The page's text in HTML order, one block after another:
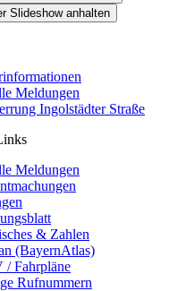
Slideshow anhalten
Meldungen
Ingolstädter Straße
Meldungen
& Zahlen
(BayernAtlas)
/ Fahrpläne
Rufnummern